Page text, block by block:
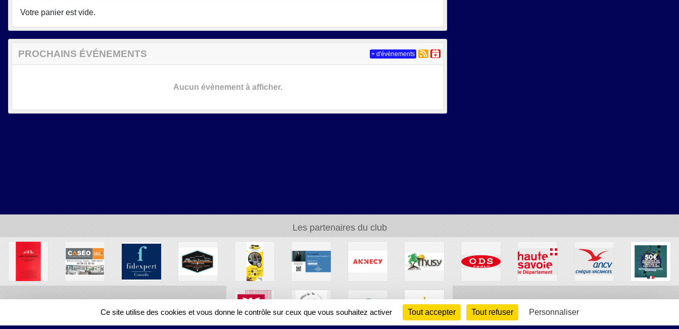
Votre panier est vide.
PROCHAINS ÉVÉNEMENTS
Aucun évènement à afficher.
+ d'évènements
Les partenaires du club
Ce site utilise des cookies et vous donne le contrôle sur ceux que vous souhaitez activer Tout accepter Tout refuser Personnaliser